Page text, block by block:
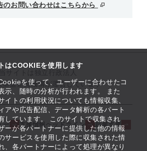
はCOOKIEを使用します
を使って、ユーザーに合わせたコ
示、随時の分析が行われます。 また
イトの利用状況についても情報収集、
アや広告配信、データ解析の各パート
しています。 このサイトで収集され
ーが各パートナーに提供した他の情報
サービスを使用した際に収集された情
、各パートナーによって処理が異なり
のお問い合わせはこちらから
基盤整備機構が運営しています
ー 支援情報ヘッドライン
起業支援